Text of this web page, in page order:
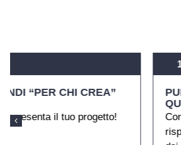
PUBBLICATE LE
Consulta la sezione
risposte alle